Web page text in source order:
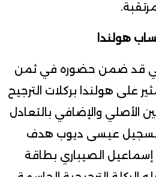
هولندا
قد ضمن حضوره في ثمن
على هولندا بركلات الترجيح
الأصلي والإضافي بالتعادل
تسجيل عيسى ديوب هدف
إسماعيل الصيباري بطاقة